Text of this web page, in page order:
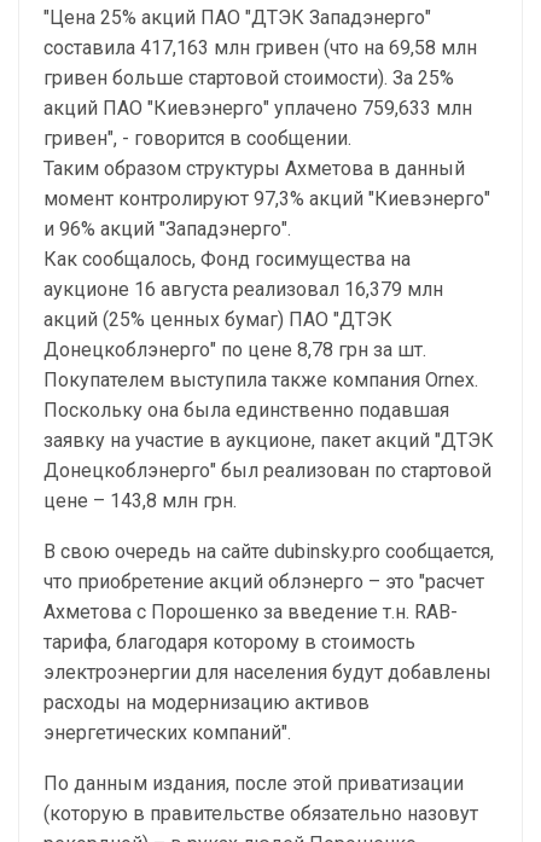
"Цена 25% акций ПАО "ДТЭК Западэнерго"
составила 417,163 млн гривен (что на 69,58 млн
гривен больше стартовой стоимости). За 25%
акций ПАО "Киевэнерго" уплачено 759,633 млн
гривен", - говорится в сообщении.
Таким образом структуры Ахметова в данный
момент контролируют 97,3% акций "Киевэнерго"
и 96% акций "Западэнерго".
Как сообщалось, Фонд госимущества на
аукционе 16 августа реализовал 16,379 млн
акций (25% ценных бумаг) ПАО "ДТЭК
Донецкоблэнерго" по цене 8,78 грн за шт.
Покупателем выступила также компания Ornex.
Поскольку она была единственно подавшая
заявку на участие в аукционе, пакет акций "ДТЭК
Донецкоблэнерго" был реализован по стартовой
цене – 143,8 млн грн.
В свою очередь на сайте dubinsky.pro сообщается,
что приобретение акций облэнерго – это "расчет
Ахметова с Порошенко за введение т.н. RAB-
тарифа, благодаря которому в стоимость
электроэнергии для населения будут добавлены
расходы на модернизацию активов
энергетических компаний".
По данным издания, после этой приватизации
(которую в правительстве обязательно назовут